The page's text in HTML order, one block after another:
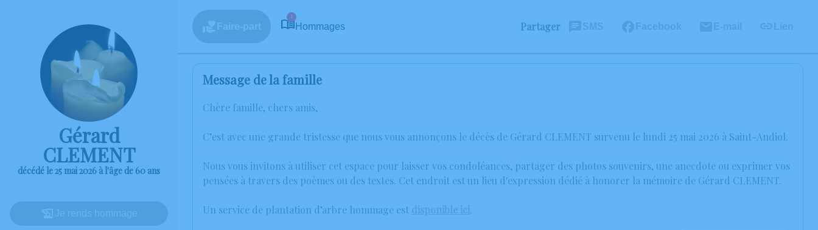
Gérard
CLEMENT
décédé le 25 mai 2026 à l'âge de 60 ans
Je rends hommage
Faire-part
1
Hommages Partager SMS Facebook E-mail Lien
Message de la famille
Chère famille, chers amis,
C’est avec une grande tristesse que nous vous annonçons le décès de Gérard CLEMENT survenu le lundi 25 mai 2026 à Saint-Andiol.
Nous vous invitons à utiliser cet espace pour laisser vos condoléances, partager des photos souvenirs, une anecdote ou exprimer vos
pensées à travers des poèmes ou des textes. Cet endroit est un lieu d'expression dédié à honorer la mémoire de Gérard CLEMENT.
Un service de plantation d’arbre hommage est disponible ici .